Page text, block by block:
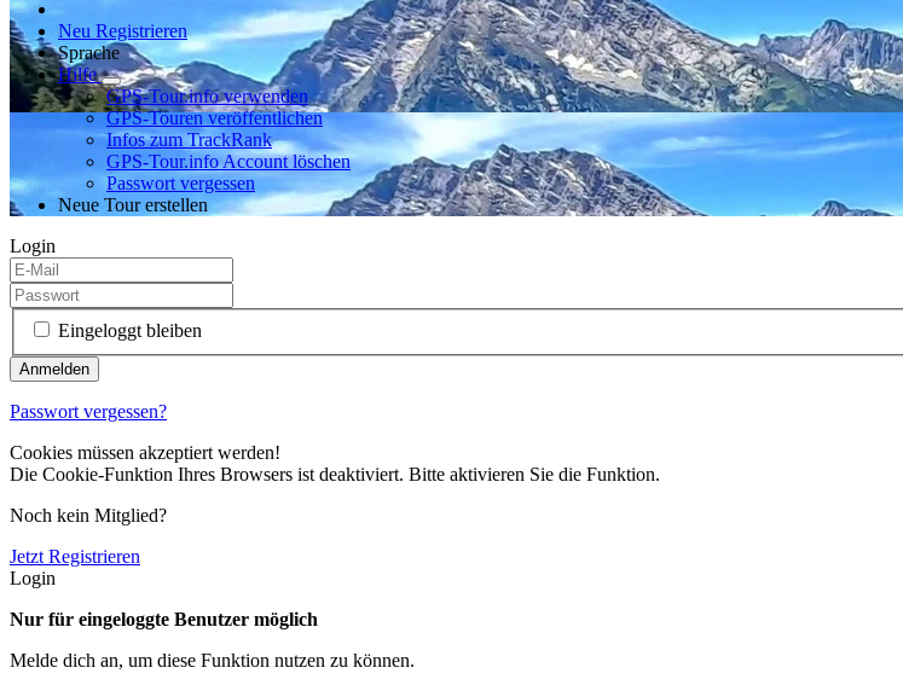
Neu Registrieren
Sprache
Hilfe
GPS-Tour.info verwenden
GPS-Touren veröffentlichen
Infos zum TrackRank
GPS-Tour.info Account löschen
Passwort vergessen
Neue Tour erstellen
Login
Eingeloggt bleiben
Passwort vergessen?
Cookies müssen akzeptiert werden!
Die Cookie-Funktion Ihres Browsers ist deaktiviert. Bitte aktivieren Sie die Funktion.
Noch kein Mitglied?
Jetzt Registrieren
Login
Nur für eingeloggte Benutzer möglich
Melde dich an, um diese Funktion nutzen zu können.